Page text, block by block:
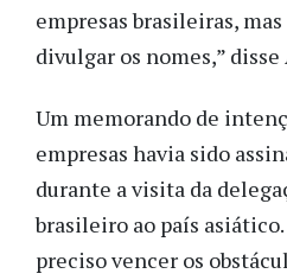
empresas brasileiras,
divulgar os nomes,” disse
Um memorando de
empresas havia sido
durante a visita da
brasileiro ao país
preciso vencer os